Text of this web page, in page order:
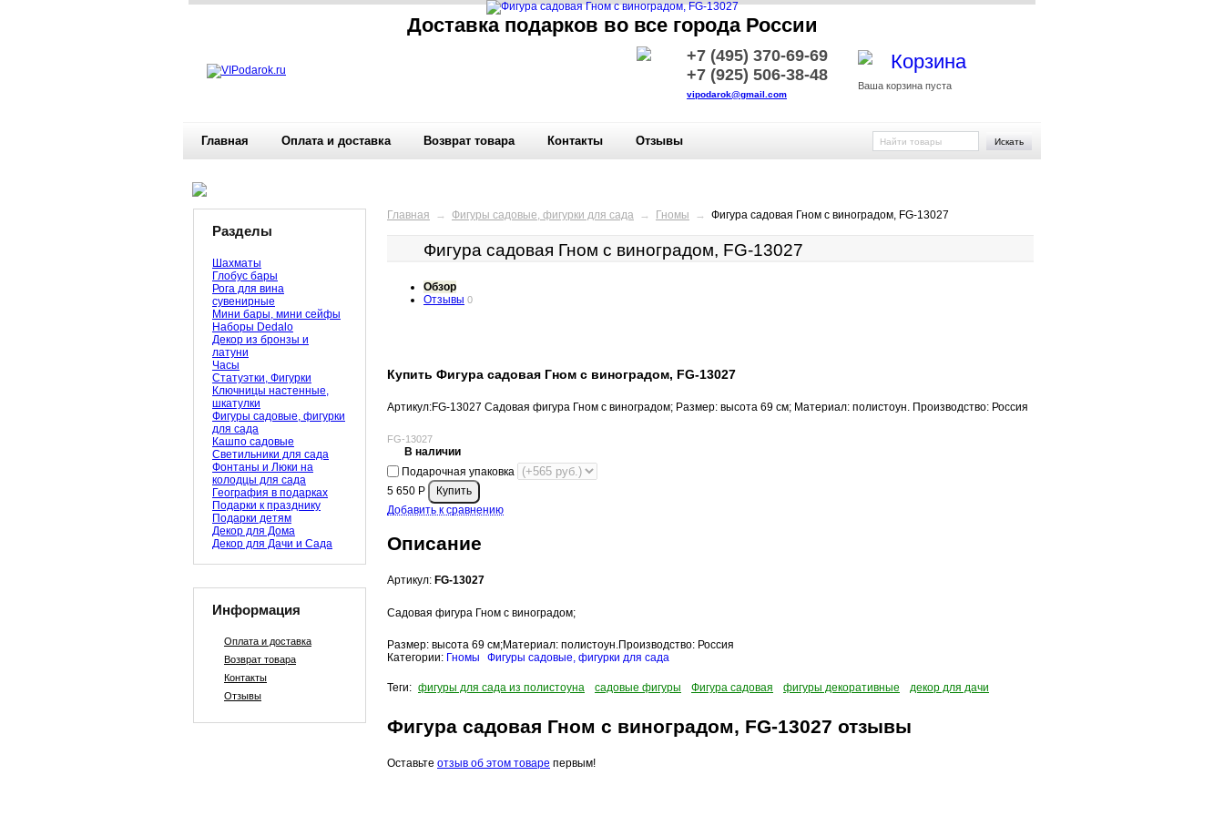
Доставка подарков во все города России
+7 (495) 370-69-69
+7 (925) 506-38-48
vipodarok@gmail.com
Корзина
Ваша корзина пуста
Главная Оплата и доставка Возврат товара Контакты Отзывы Искать
Разделы
Шахматы
Глобус бары
Рога для вина
сувенирные
Мини бары, мини сейфы
Наборы Dedalo
Декор из бронзы и
латуни
Часы
Статуэтки, Фигурки
Ключницы настенные,
шкатулки
Фигуры садовые, фигурки
для сада
Кашпо садовые
Светильники для сада
Фонтаны и Люки на
колодцы для сада
География в подарках
Подарки к празднику
Подарки детям
Декор для Дома
Декор для Дачи и Сада
Информация
Оплата и доставка
Возврат товара
Контакты
Отзывы
Главная → Фигуры садовые, фигурки для сада → Гномы → Фигура садовая Гном с виноградом, FG-13027
Фигура садовая Гном с виноградом, FG-13027
Обзор
Отзывы 0
Купить Фигура садовая Гном с виноградом, FG-13027
Артикул:FG-13027 Садовая фигура Гном с виноградом; Размер: высота 69 см; Материал: полистоун. Производство: Россия
FG-13027
В наличии
Подарочная упаковка
5 650 Р
Добавить к сравнению
Описание
Артикул: FG-13027
Садовая фигура Гном с виноградом;
Размер: высота 69 см;Материал: полистоун.Производство: Россия
Категории: Гномы Фигуры садовые, фигурки для сада
Теги: фигуры для сада из полистоуна садовые фигуры Фигура садовая фигуры декоративные декор для дачи
Фигура садовая Гном с виноградом, FG-13027 отзывы
Оставьте отзыв об этом товаре первым!